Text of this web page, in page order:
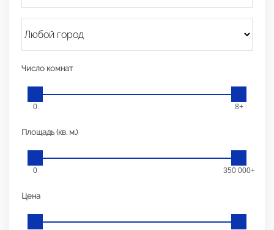
Число комнат
0 8+
Площадь (кв. м.)
0 350 000+
Цена